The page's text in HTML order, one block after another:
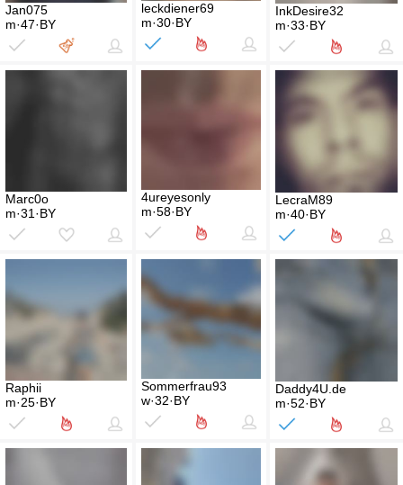
Jan075
m·47·BY
leckdiener69
m·30·BY
InkDesire32
m·33·BY
Marc0o
m·31·BY
4ureyesonly
m·58·BY
LecraM89
m·40·BY
Raphii
m·25·BY
Sommerfrau93
w·32·BY
Daddy4U.de
m·52·BY